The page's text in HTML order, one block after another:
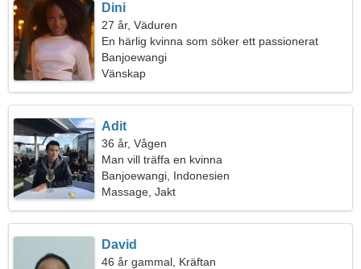
Dini
27 år, Väduren
En härlig kvinna som söker ett passionerat
förhållande
Banjoewangi
Vänskap
Adit
36 år, Vågen
Man vill träffa en kvinna
Banjoewangi, Indonesien
Massage, Jakt
David
46 år gammal, Kräftan